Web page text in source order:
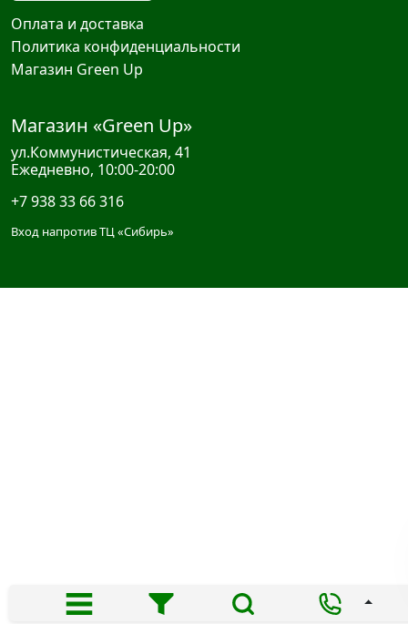
Оплата и доставка
Политика конфиденциальности
Магазин Green Up
Магазин «Green Up»
ул.Коммунистическая, 41
Ежедневно, 10:00-20:00
+7 938 33 66 316
Вход напротив ТЦ «Сибирь»